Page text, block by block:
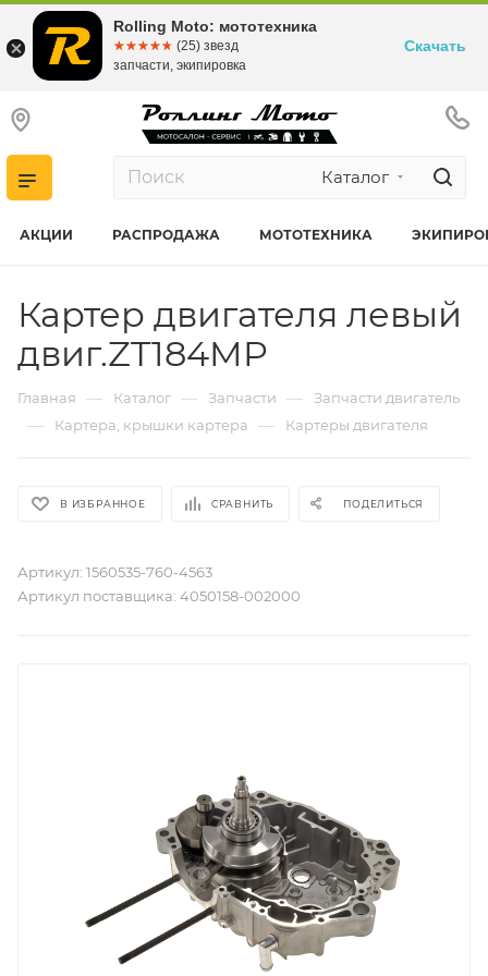
Каталог
АКЦИИ РАСПРОДАЖА МОТОТЕХНИКА
Картер двигателя левый
двиг.ZT184MP
Главная — Каталог — Запчасти — Запчасти двигатель
— Картера, крышки картера — Картеры двигателя
В ИЗБРАННОЕ СРАВНИТЬ ПОДЕЛИТЬСЯ
Артикул: 1560535-760-4563
Артикул поставщика: 4050158-002000
Rolling Moto: мототехника
☆☆☆☆☆
★★★★★ (25) звезд
запчасти, экипировка
Скачать